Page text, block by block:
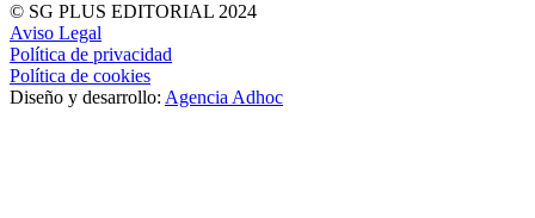
© SG PLUS EDITORIAL 2024
Aviso Legal
Política de privacidad
Política de cookies
Diseño y desarrollo: Agencia Adhoc